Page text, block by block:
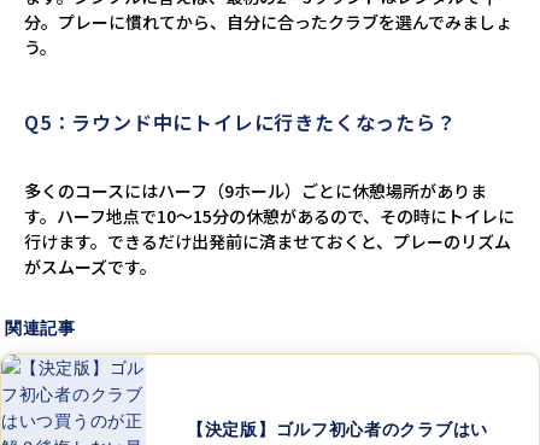
分。プレーに慣れてから、自分に合ったクラブを選んでみましょ
う。
Q5：ラウンド中にトイレに行きたくなったら？
多くのコースにはハーフ（9ホール）ごとに休憩場所がありま
す。ハーフ地点で10～15分の休憩があるので、その時にトイレに
行けます。できるだけ出発前に済ませておくと、プレーのリズム
がスムーズです。
関連記事
【決定版】ゴルフ初心者のクラブはい